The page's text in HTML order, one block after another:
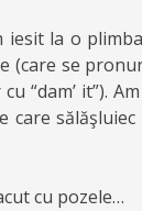
iesit la o
(care se
“dam’ it”).
care sălăşluiec
cu pozele…